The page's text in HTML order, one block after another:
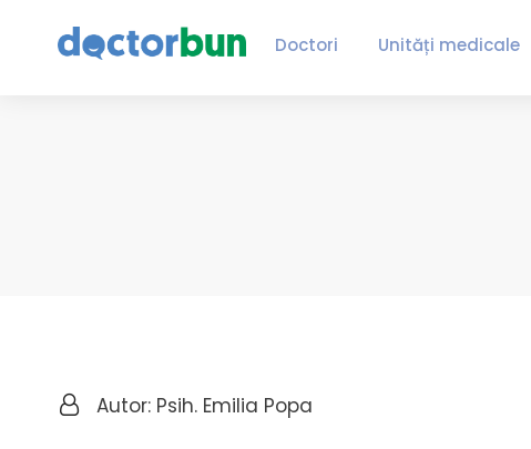
Doctori Unități medicale
Autor: Psih. Emilia Popa